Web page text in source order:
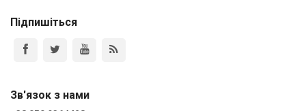
Підпишіться
Зв'язок з нами